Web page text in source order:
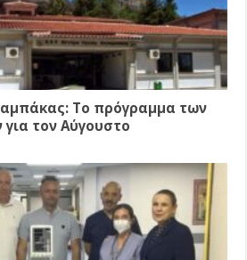
Το πρόγραμμα των
για τον Αύγουστο